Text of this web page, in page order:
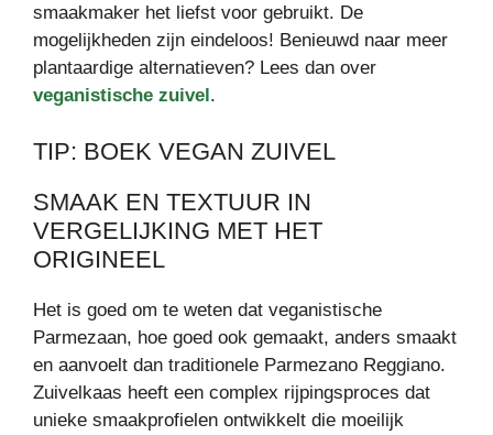
smaakmaker het liefst voor gebruikt. De
mogelijkheden zijn eindeloos! Benieuwd naar meer
plantaardige alternatieven? Lees dan over
veganistische zuivel.
TIP: BOEK VEGAN ZUIVEL
SMAAK EN TEXTUUR IN
VERGELIJKING MET HET
ORIGINEEL
Het is goed om te weten dat veganistische
Parmezaan, hoe goed ook gemaakt, anders smaakt
en aanvoelt dan traditionele Parmezano Reggiano.
Zuivelkaas heeft een complex rijpingsproces dat
unieke smaakprofielen ontwikkelt die moeilijk